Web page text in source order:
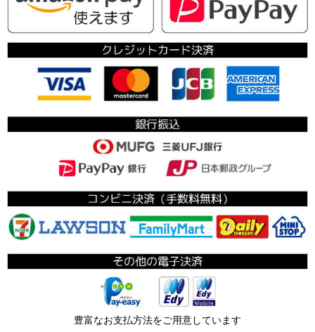
豊富なお支払方法をご用意しています